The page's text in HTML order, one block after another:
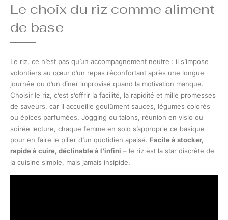
Le choix du riz comme aliment
de base
Le riz, ce n’est pas qu’un accompagnement neutre : il s’impose
volontiers au cœur d’un repas réconfortant après une longue
journée ou d’un dîner improvisé quand la motivation manque.
Choisir le riz, c’est s’offrir la facilité, la rapidité et mille promesses
de saveurs, car il accueille goulûment sauces, légumes colorés
ou épices parfumées. Jogging ou talons, réunion en visio ou
soirée lecture, chaque femme en solo s’approprie ce basique
pour en faire le pilier d’un quotidien apaisé. Facile à stocker,
rapide à cuire, déclinable à l’infini – le riz est la star discrète de
la cuisine simple, mais jamais insipide.